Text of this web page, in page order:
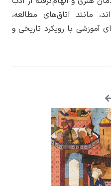
مانند اتاق‌های مطالعه،
آموزشی با رویکرد تاریخی و